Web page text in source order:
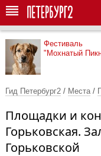
Фестиваль
"Мохнатый
Гид Петербург2 / Места /
Площадки и
Горьковская.
Горьковской